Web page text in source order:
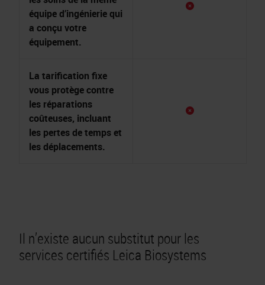
équipe d’ingénierie qui
a conçu votre
équipement.
La tarification fixe
vous protège contre
les réparations
coûteuses, incluant
les pertes de temps et
les déplacements.
Il n’existe aucun substitut pour les
services certifiés Leica Biosystems